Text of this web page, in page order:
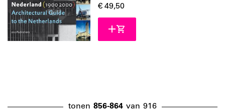
€ 49,50
tonen 856-864 van 916